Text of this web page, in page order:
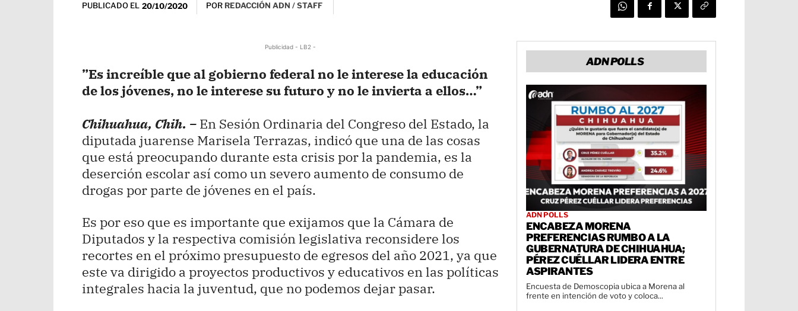
PUBLICADO EL 20/10/2020 POR REDACCIÓN ADN / STAFF
Publicidad - LB2 -
”Es increíble que al gobierno federal no le interese la educación
de los jóvenes, no le interese su futuro y no le invierta a ellos…”
Chihuahua, Chih. – En Sesión Ordinaria del Congreso del Estado, la
diputada juarense Marisela Terrazas, indicó que una de las cosas
que está preocupando durante esta crisis por la pandemia, es la
deserción escolar así como un severo aumento de consumo de
drogas por parte de jóvenes en el país.
Es por eso que es importante que exijamos que la Cámara de
Diputados y la respectiva comisión legislativa reconsidere los
recortes en el próximo presupuesto de egresos del año 2021, ya que
este va dirigido a proyectos productivos y educativos en las políticas
integrales hacia la juventud, que no podemos dejar pasar.
ADN POLLS
ADN POLLS
ENCABEZA MORENA
PREFERENCIAS RUMBO A LA
GUBERNATURA DE CHIHUAHUA;
PÉREZ CUÉLLAR LIDERA ENTRE
ASPIRANTES
Encuesta de Demoscopia ubica a Morena al
frente en intención de voto y coloca...